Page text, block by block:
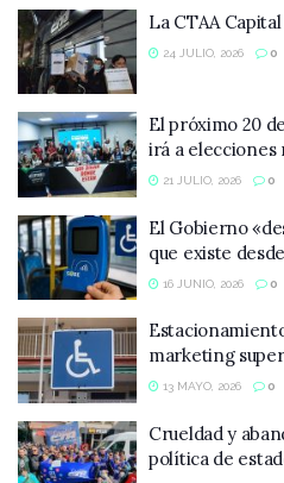
La CTAA
24 JULIO, 2026 0
El próximo 20
irá a elecciones
21 JULIO, 2026 0
El Gobierno
que existe
16 JUNIO, 2026 0
marketing
13 MAYO, 2026 0
Crueldad y
política de